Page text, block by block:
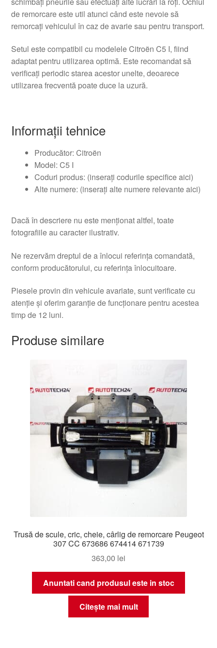
de remorcare este util atunci când este nevoie să
remorcați vehiculul în caz de avarie sau pentru transport.
Setul este compatibil cu modelele Citroën C5 I, fiind
adaptat pentru utilizarea optimă. Este recomandat să
verificați periodic starea acestor unelte, deoarece
utilizarea frecventă poate duce la uzură.
Informații tehnice
Producător: Citroën
Model: C5 I
Coduri produs: (inserați codurile specifice aici)
Alte numere: (inserați alte numere relevante aici)
Dacă în descriere nu este menționat altfel, toate
fotografiile au caracter ilustrativ.
Ne rezervăm dreptul de a înlocui referința comandată,
conform producătorului, cu referința înlocuitoare.
Piesele provin din vehicule avariate, sunt verificate cu
atenție și oferim garanție de funcționare pentru acestea
timp de 12 luni.
Produse similare
Trusă de scule, cric, cheie, cârlig de remorcare Peugeot
307 CC 673686 674414 671739
363,00 lei
Anuntati cand produsul este in stoc
Citește mai mult